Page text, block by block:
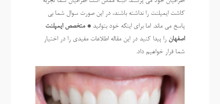
کاشت ایمپلنت را نداشته باشند، در این صورت سوال شما بی
پاسخ می ماند. اما برای اینکه خود بتوانید* متخصص ایمپلنت
اصفهان را پیدا کنید در این مقاله اطلاعات مفیدی را در اختیار
شما قرار خواهیم داد.